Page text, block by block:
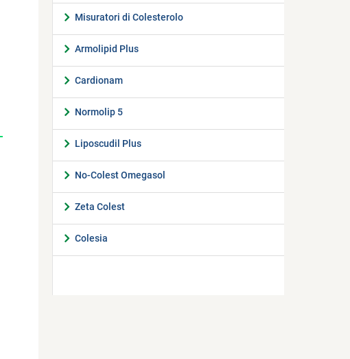
Misuratori di Colesterolo
Armolipid Plus
Cardionam
Normolip 5
Liposcudil Plus
No-Colest Omegasol
Zeta Colest
Colesia